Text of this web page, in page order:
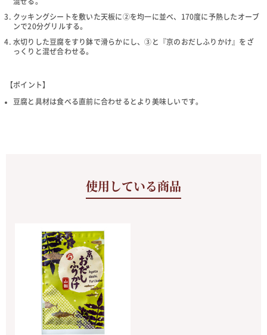
クッキングシートを敷いた天板に②を均一に並べ、170度に予熱したオーブ
ンで20分グリルする。
水切りした豆腐をすり鉢で滑らかにし、③と『京のおだしふりかけ』をざ
っくりと混ぜ合わせる。
【ポイント】
豆腐と具材は食べる直前に合わせるとより美味しいです。
使用している商品